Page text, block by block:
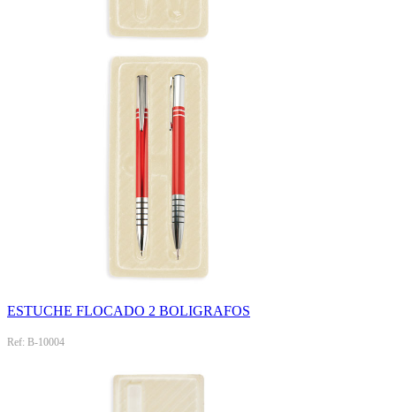
ESTUCHE FLOCADO 2 BOLIGRAFOS
Ref: B-10004